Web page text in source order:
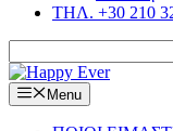
ΤΗΛ. +30 210
Menu